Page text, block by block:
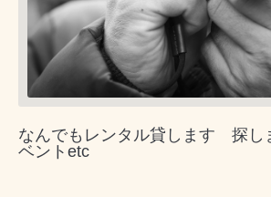
なんでもレンタル貸します 探
ベントetc